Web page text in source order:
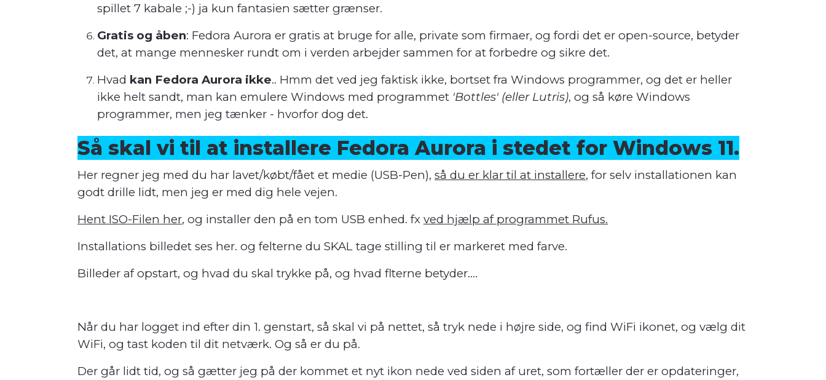
spillet 7 kabale ;-) ja kun fantasien sætter grænser.
Gratis og åben: Fedora Aurora er gratis at bruge for alle, private som firmaer, og fordi det er open-source, betyder
det, at mange mennesker rundt om i verden arbejder sammen for at forbedre og sikre det.
Hvad kan Fedora Aurora ikke.. Hmm det ved jeg faktisk ikke, bortset fra Windows programmer, og det er heller
ikke helt sandt, man kan emulere Windows med programmet 'Bottles' (eller Lutris), og så køre Windows
programmer, men jeg tænker - hvorfor dog det.
Så skal vi til at installere Fedora Aurora i stedet for Windows 11.
Her regner jeg med du har lavet/købt/fået et medie (USB-Pen), så du er klar til at installere, for selv installationen kan
godt drille lidt, men jeg er med dig hele vejen.
Hent ISO-Filen her, og installer den på en tom USB enhed. fx ved hjælp af programmet Rufus.
Installations billedet ses her. og felterne du SKAL tage stilling til er markeret med farve.
Billeder af opstart, og hvad du skal trykke på, og hvad flterne betyder....
Når du har logget ind efter din 1. genstart, så skal vi på nettet, så tryk nede i højre side, og find WiFi ikonet, og vælg dit
WiFi, og tast koden til dit netværk. Og så er du på.
Der går lidt tid, og så gætter jeg på der kommet et nyt ikon nede ved siden af uret, som fortæller der er opdateringer,